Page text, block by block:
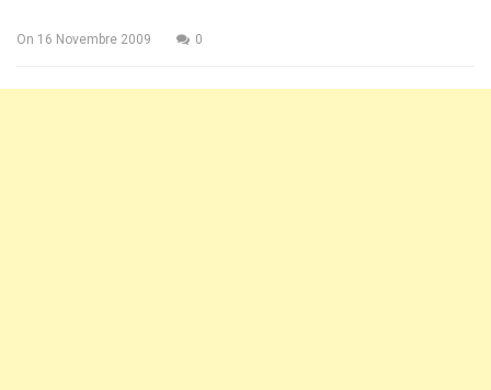
On 16 Novembre 2009 0